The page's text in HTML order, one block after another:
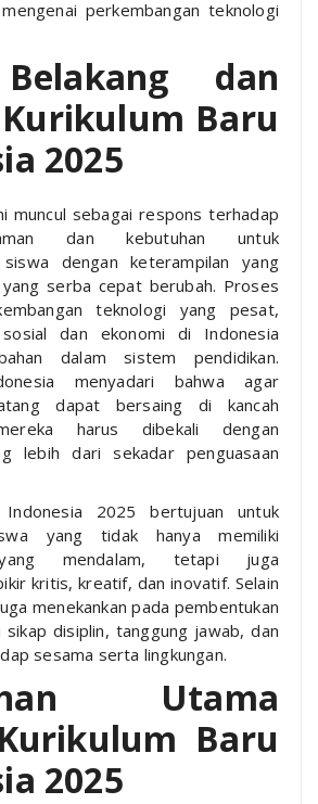
perkembangan teknologi
dan
Baru
2025
muncul sebagai respons terhadap
dan kebutuhan untuk
siswa dengan keterampilan yang
serba cepat berubah. Proses
teknologi yang pesat,
dan ekonomi di Indonesia
dalam sistem pendidikan.
menyadari bahwa agar
dapat bersaing di kancah
harus dibekali dengan
lebih dari sekadar penguasaan
Indonesia 2025 bertujuan untuk
yang tidak hanya memiliki
mendalam, tetapi juga
kritis, kreatif, dan inovatif. Selain
menekankan pada pembentukan
disiplin, tanggung jawab, dan
sesama serta lingkungan.
Utama
Baru
2025